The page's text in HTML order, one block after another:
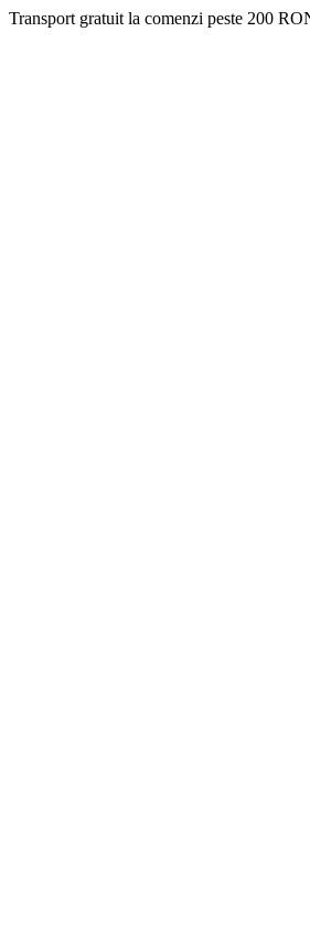
Transport gratuit la comenzi peste 200